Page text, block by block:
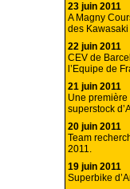
23 juin 2011
A Magny
des Kawasaki
22 juin 2011
CEV de
l’Equipe de
21 juin 2011
Une
superstock
20 juin 2011
Team
2011.
19 juin 2011
Superbike